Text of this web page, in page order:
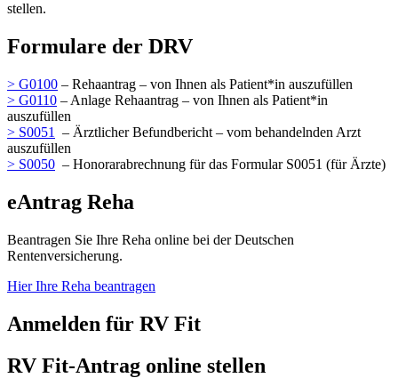
stellen.
Formulare der DRV
> G0100 – Rehaantrag – von Ihnen als Patient*in auszufüllen
> G0110 – Anlage Rehaantrag – von Ihnen als Patient*in
auszufüllen
> S0051
– Ärztlicher Befundbericht – vom behandelnden Arzt
auszufüllen
> S0050 – Honorarabrechnung für das Formular S0051 (für Ärzte)
eAntrag Reha
Beantragen Sie Ihre Reha online bei der Deutschen
Rentenversicherung.
Hier Ihre Reha beantragen
Anmelden für RV Fit
RV Fit-Antrag online stellen